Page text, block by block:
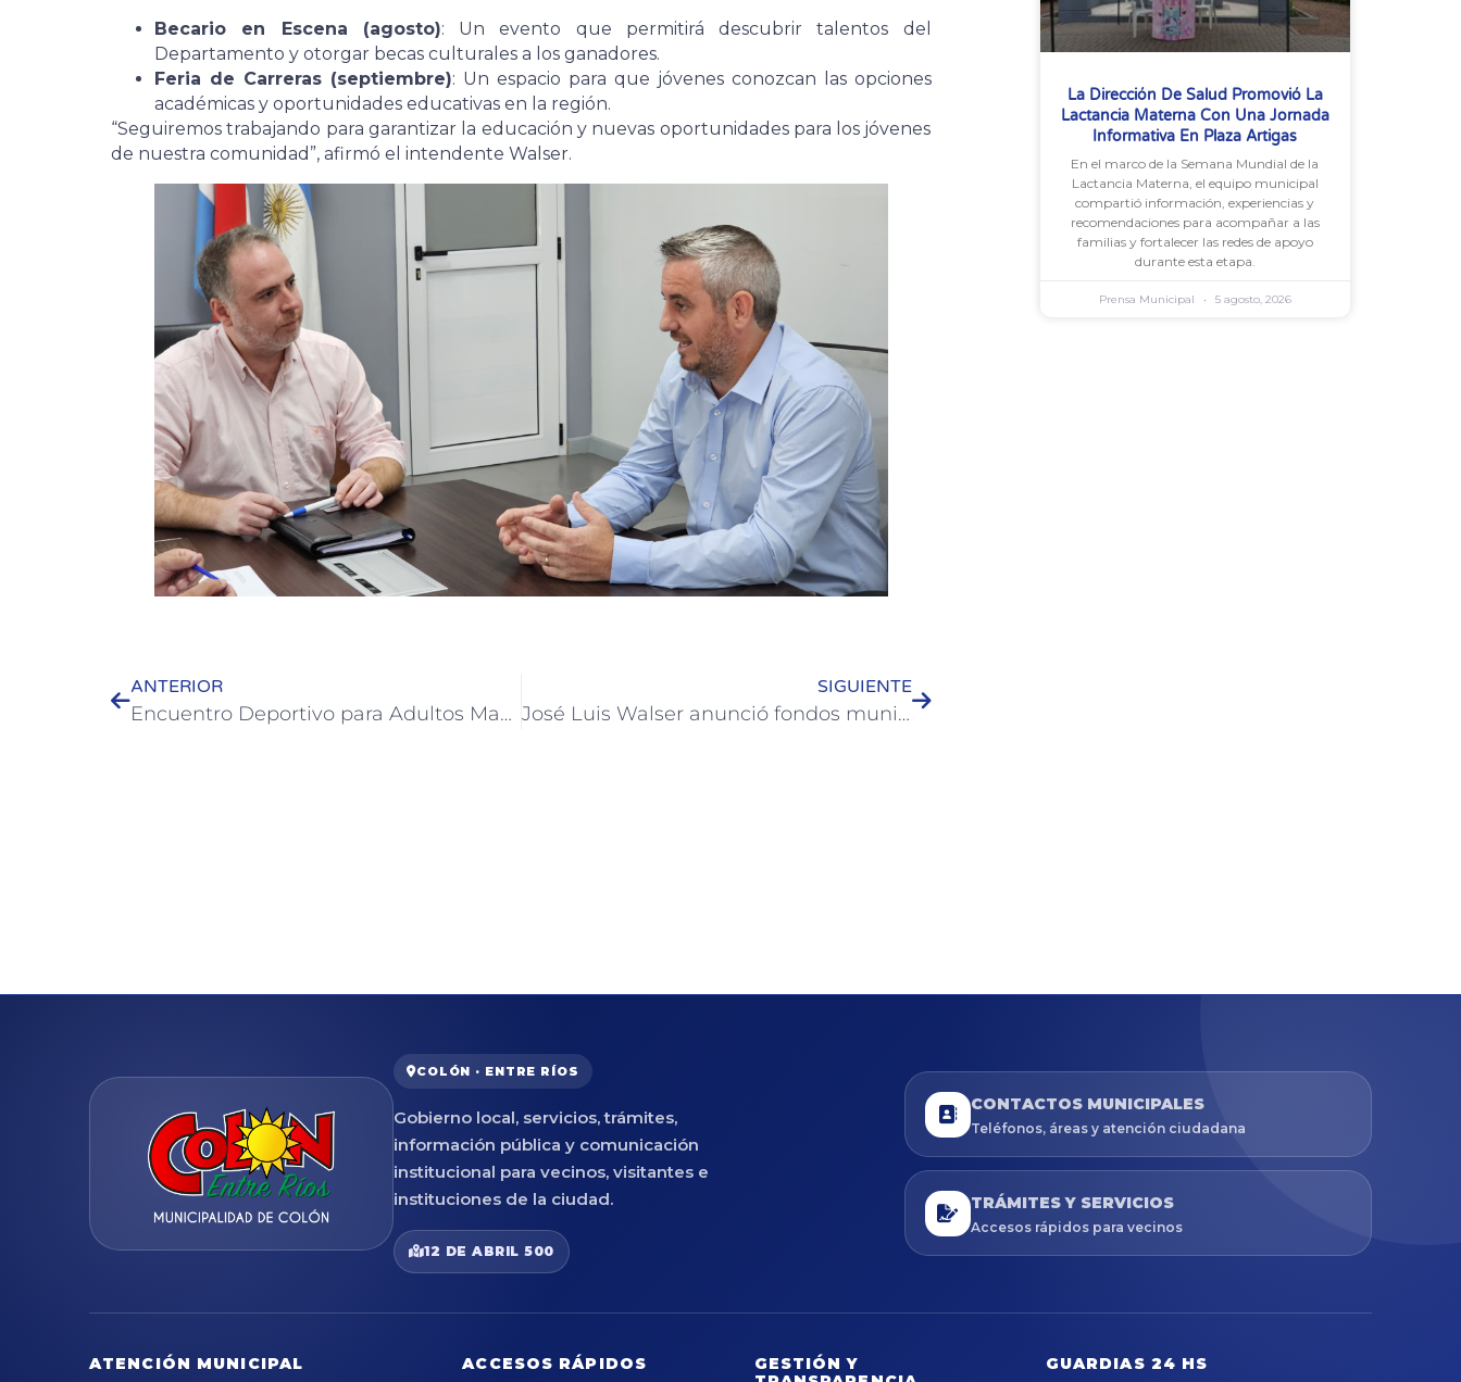
Becario en Escena (agosto): Un evento que permitirá descubrir talentos del
Departamento y otorgar becas culturales a los ganadores.
Feria de Carreras (septiembre): Un espacio para que jóvenes conozcan las opciones
académicas y oportunidades educativas en la región.
“Seguiremos trabajando para garantizar la educación y nuevas oportunidades para los jóvenes
de nuestra comunidad”, afirmó el intendente Walser.
ANTERIOR
Encuentro Deportivo para Adultos Mayores en Colón
SIGUIENTE
José Luis Walser anunció fondos municipales se harán este año obras de asfaltado, cloacas, iluminación y espacios públicos
La Dirección De Salud Promovió La
Lactancia Materna Con Una Jornada
Informativa En Plaza Artigas
En el marco de la Semana Mundial de la
Lactancia Materna, el equipo municipal
compartió información, experiencias y
recomendaciones para acompañar a las
familias y fortalecer las redes de apoyo
durante esta etapa.
Prensa Municipal 5 agosto, 2026
COLÓN · ENTRE RÍOS
Gobierno local, servicios, trámites,
información pública y comunicación
institucional para vecinos, visitantes e
instituciones de la ciudad.
12 DE ABRIL 500
CONTACTOS MUNICIPALES
Teléfonos, áreas y atención ciudadana
TRÁMITES Y SERVICIOS
Accesos rápidos para vecinos
ATENCIÓN MUNICIPAL ACCESOS RÁPIDOS
GESTIÓN Y
GUARDIAS 24 HS